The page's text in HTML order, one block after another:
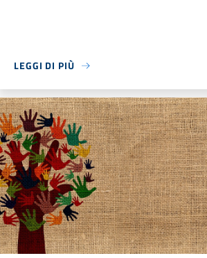
LEGGI DI PIÙ